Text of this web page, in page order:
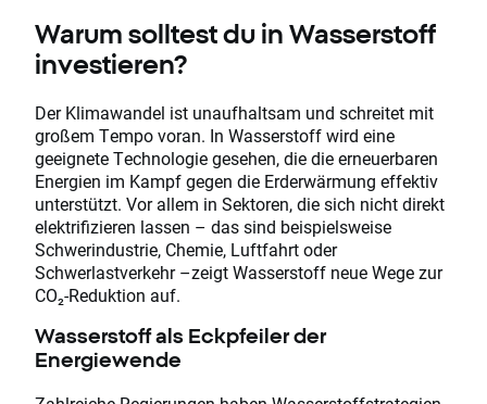
Warum solltest du in Wasserstoff
investieren?
Der Klimawandel ist unaufhaltsam und schreitet mit
großem Tempo voran. In Wasserstoff wird eine
geeignete Technologie gesehen, die die erneuerbaren
Energien im Kampf gegen die Erderwärmung effektiv
unterstützt. Vor allem in Sektoren, die sich nicht direkt
elektrifizieren lassen – das sind beispielsweise
Schwerindustrie, Chemie, Luftfahrt oder
Schwerlastverkehr –zeigt Wasserstoff neue Wege zur
CO₂-Reduktion auf.
Wasserstoff als Eckpfeiler der
Energiewende